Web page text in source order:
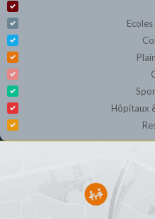
Hôpitaux